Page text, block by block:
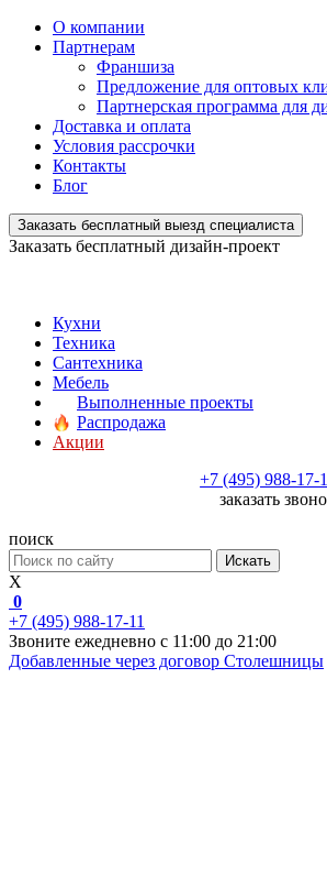
О компании
Партнерам
Франшиза
Предложение для оптовых
Партнерская программа для
Доставка и оплата
Условия рассрочки
Контакты
Блог
Заказать бесплатный выезд специалиста
Заказать бесплатный дизайн-проект
Кухни
Техника
Сантехника
Мебель
Выполненные проекты
Распродажа
Акции
+7 (495) 988-17-
заказать
поиск
Искать
X
0
+7 (495) 988-17-11
Звоните ежедневно с 11:00 до 21:00
Добавленные через договор Столешницы